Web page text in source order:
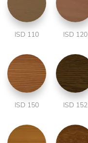
ISD 110 ISD 120
ISD 150 ISD 152